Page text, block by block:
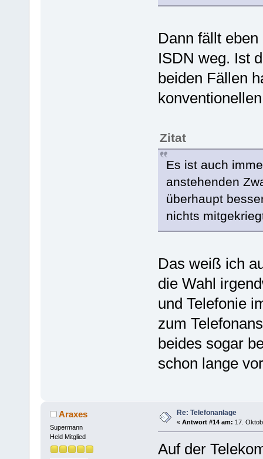
Dann fällt
ISDN weg. Ist
beiden Fällen
Zitat
Es ist auch
anstehenden
überhaupt
nichts
Das weiß ich
die Wahl
und Telefonie
zum
beides sogar
schon lange
Araxes
Supermann
Held Mitglied
Re: Telefonanlage
« Antwort #14 am: 17.
Auf der